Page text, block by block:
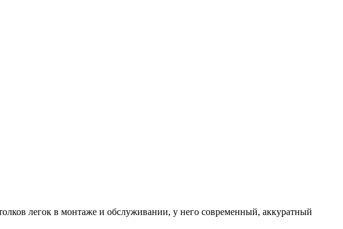
легок в монтаже и обслуживании, у него современный, аккуратный